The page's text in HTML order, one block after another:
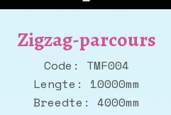
Zigzag-parcours
Code: TMF004
Lengte: 10000mm
Breedte: 4000mm